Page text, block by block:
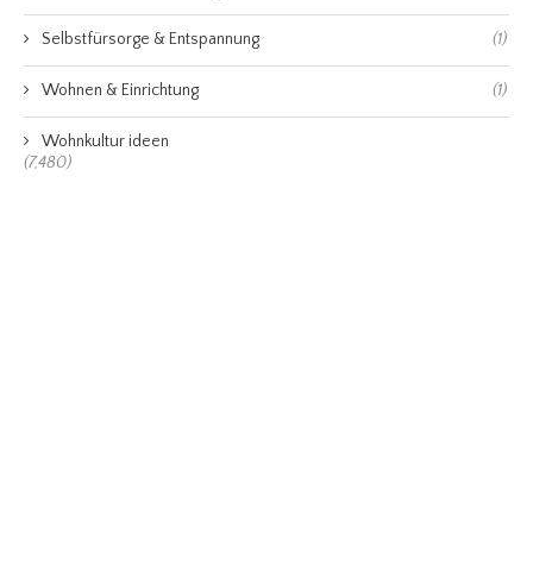
Selbstfürsorge & Entspannung (1)
Wohnen & Einrichtung (1)
Wohnkultur ideen
(7,480)